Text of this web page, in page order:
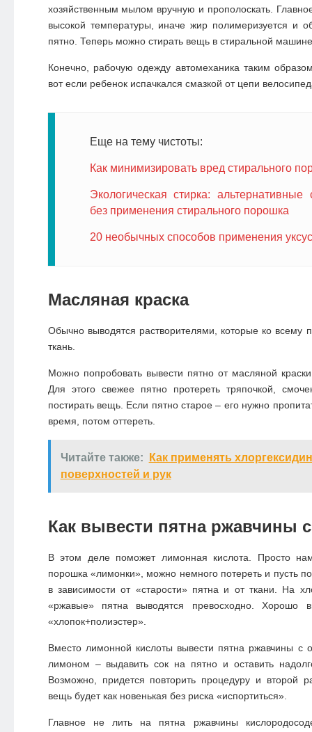
хозяйственным мылом вручную и прополоскать.
высокой температуры, иначе жир полимеризуется и
пятно. Теперь можно стирать вещь в стиральной
Конечно, рабочую одежду автомеханика таким
вот если ребенок испачкался смазкой от цепи
Еще на тему чистоты:
Как минимизировать вред стирального
Экологическая стирка: альтернативные
без применения стирального порошка
20 необычных способов применения
Масляная краска
Обычно выводятся растворителями, которые ко всему
ткань.
Можно попробовать вывести пятно от масляной
Для этого свежее пятно протереть тряпочкой,
постирать вещь. Если пятно старое – его нужно
время, потом оттереть.
Читайте также:
Как применять
поверхностей и рук
Как вывести пятна ржавчины
В этом деле поможет лимонная кислота. Просто
порошка «лимонки», можно немного потереть и пусть
в зависимости от «старости» пятна и от ткани. На
«ржавые» пятна выводятся превосходно. Хорошо
«хлопок+полиэстер».
Вместо лимонной кислоты вывести пятна ржавчины с
лимоном – выдавить сок на пятно и оставить
Возможно, придется повторить процедуру и второй
вещь будет как новенькая без риска «испортиться».
Главное не лить на пятна ржавчины